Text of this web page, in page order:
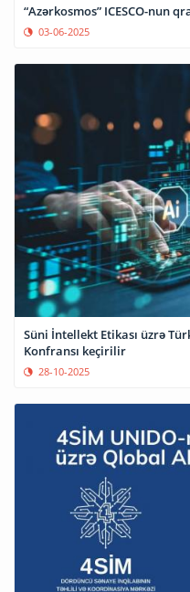
“Azərkosmos” ICESCO-nun
03-06-2025
Süni İntellekt Etikası üzrə
Konfransı keçirilir
28-10-2025